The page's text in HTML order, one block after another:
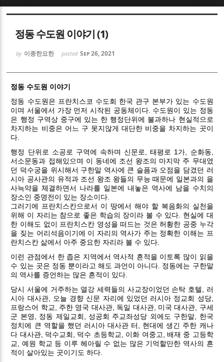
정동 수도원 이야기 (1)
by 이종한요한 posted Sep 26, 2021
정동 수도원 이야기
정동 수도원은 프란치스코 수도회 한국 관구 본부가 있는 수도원
이며 서울에서 가장 먼저 시작된 공동체이다. 수도원이 있는 정동
은 행정 구역상 중구에 있는 한 행정단위에 불과하나 현실적으로
차지하는 비중은 어느 구 못지않게 대단한 비중을 차지하는 곳이
다.
행정 단위로 소공로 구역에 속하며 신문로, 태평로 1가, 순화동,
서소문동과 접해있으며 이 동네에 조선 왕조의 마지막 주 무대였
던 덕수궁을 위시해서 구한말 역사에 큰 슬픔과 오점을 담겼던 러
시아 공사관의 유적과 조선 왕조 왕들의 무능 때문에 일본과의 을
사늑약을 체결하면서 나라를 일본에 내놓은 역사에 남을 수치의
장소인 중명전이 있는 장소이다.
그러기에 프란치스칸으로서 이 땅에서 해야 할 복음화의 실천을
위해 이 자리는 참으로 좋은 학습의 장이라 볼 수 있다. 현실에 대
한 이해도 없이 프란치스칸 영성을 떠드는 것은 허황한 공중 누각
을 짖는 어리석음이기에 이 자리의 역사가 주는 정확한 이해는 프
란치스칸 삶에서 아주 중요한 자리라 볼 수 있다.
이런 관점에서 한 좁은 지역에서 역사적 흔적을 이토록 많이 읽을
수 있는 곳은 정동 뿐이라고 해도 과언이 아니다. 정동에는 구한말
의 역사를 증언하는 많은 흔적이 있다.
당시 서울에 거주하는 열강 세력들의 사교장이었던 손탁 호텔, 러
시아 대사관, 오늘 경향 신문 자리에 있었던 러시아 정교회 성당,
프랑스어 학교, 주한 영국 대사관, 독일 대사관, 미국 대사관, 구세
군 본영, 정동 제일교회, 성공회 주교좌성당 외에도 구한말, 한국
정치에 큰 역할을 했던 러시아 대사관 터, 현대에 생긴 주한 캐나
다 대사관, 덕수교회, 덕수 초등학교, 이화 여중고, 배재 중 고등학
교, 예원 학교 등 이루 헤아릴 수 없는 많은 기억할만한 역사의 흔
적이 살아있는 곳이기도 하다.
Sketchbook5, 스케치북5
Sketchbook5, 스케치북5
Sketchbook5, 스케치북5
Sketchbook5, 스케치북5